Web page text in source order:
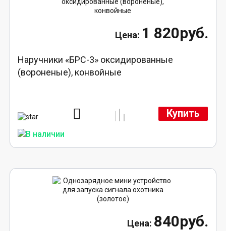
1 820руб.
Наручники «БРС-3» оксидированные
(вороненые), конвойные
Купить
840руб.